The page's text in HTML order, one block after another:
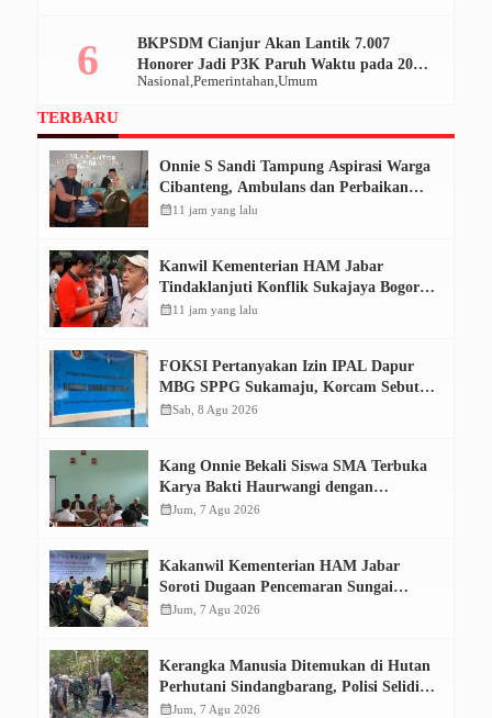
Nasional Pemerintahan Umum
BKPSDM Cianjur Akan Lantik 7.007
Honorer Jadi P3K Paruh Waktu pada 20
Desember 2025
TERBARU
Onnie S Sandi Tampung Aspirasi Warga
Cibanteng, Ambulans dan Perbaikan
Jalan Mencuat
calendar_month11 jam yang lalu
Kanwil Kementerian HAM Jabar
Tindaklanjuti Konflik Sukajaya Bogor,
Dorong Penyelesaian Berkeadilan
calendar_month11 jam yang lalu
FOKSI Pertanyakan Izin IPAL Dapur
MBG SPPG Sukamaju, Korcam Sebut
SPPL Belum Terbit
calendar_monthSab, 8 Agu 2026
Kang Onnie Bekali Siswa SMA Terbuka
Karya Bakti Haurwangi dengan
Pendidikan Demokrasi
calendar_monthJum, 7 Agu 2026
Kakanwil Kementerian HAM Jabar
Soroti Dugaan Pencemaran Sungai
Cikeas, Dinilai Ancam Hak Masyarakat
calendar_monthJum, 7 Agu 2026
Kerangka Manusia Ditemukan di Hutan
Perhutani Sindangbarang, Polisi Selidiki
Identitas Korban
calendar_monthJum, 7 Agu 2026